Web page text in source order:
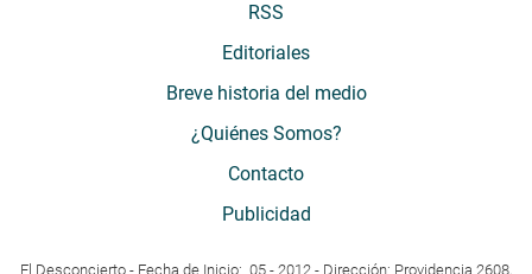
RSS
Editoriales
Breve historia del medio
¿Quiénes Somos?
Contacto
Publicidad
El Desconcierto - Fecha de Inicio: 05 - 2012 - Dirección: Providencia 2608,